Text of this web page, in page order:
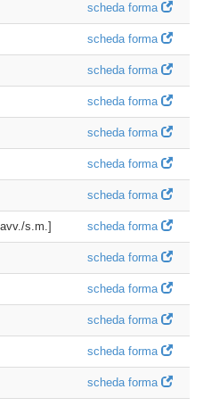
scheda forma
scheda forma
scheda forma
scheda forma
scheda forma
scheda forma
scheda forma
s.m.] scheda forma
scheda forma
scheda forma
scheda forma
scheda forma
scheda forma